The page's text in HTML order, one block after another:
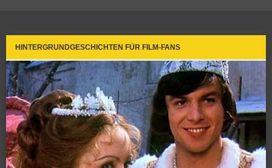
HINTERGRUNDGESCHICHTEN FÜR FILM-FANS